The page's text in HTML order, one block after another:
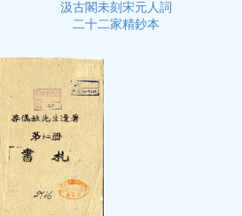
汲古閣未刻宋元人詞
二十二家精鈔本